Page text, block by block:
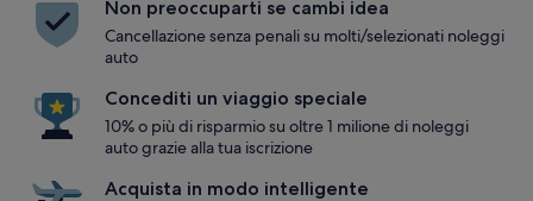
Non preoccuparti se cambi idea
Cancellazione senza penali su molti/selezionati noleggi
auto
Concediti un viaggio speciale
10% o più di risparmio su oltre 1 milione di noleggi
auto grazie alla tua iscrizione
Acquista in modo intelligente